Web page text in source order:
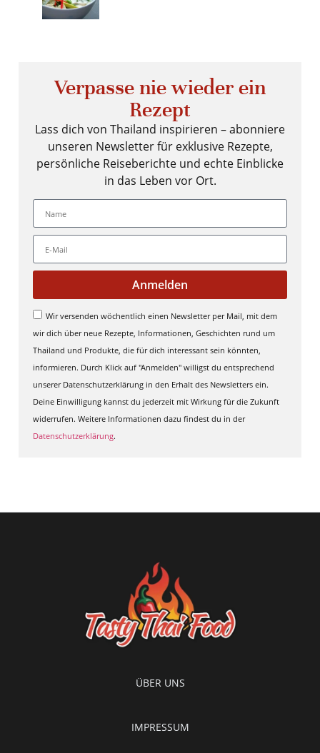
Verpasse nie wieder ein
Rezept
Lass dich von Thailand inspirieren – abonniere
unseren Newsletter für exklusive Rezepte,
persönliche Reiseberichte und echte Einblicke
in das Leben vor Ort.
Wir versenden wöchentlich einen Newsletter per Mail, mit dem
wir dich über neue Rezepte, Informationen, Geschichten rund um
Thailand und Produkte, die für dich interessant sein könnten,
informieren. Durch Klick auf "Anmelden" willigst du entsprechend
unserer Datenschutzerklärung in den Erhalt des Newsletters ein.
Deine Einwilligung kannst du jederzeit mit Wirkung für die Zukunft
widerrufen. Weitere Informationen dazu findest du in der
Datenschutzerklärung.
Anmelden
ÜBER UNS
IMPRESSUM